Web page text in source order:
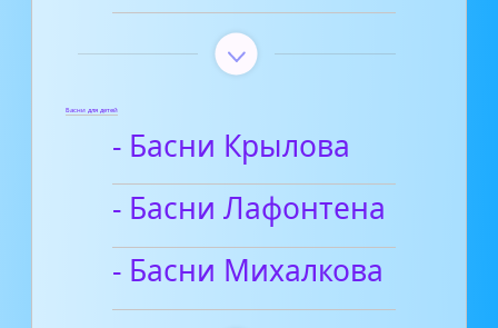
Басни для детей
- Басни Крылова
- Басни Лафонтена
- Басни Михалкова